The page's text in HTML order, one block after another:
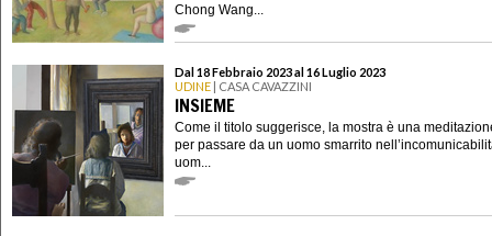
Chong Wang...
Dal 18 Febbraio 2023 al 16 Luglio 2023
UDINE | CASA CAVAZZINI
INSIEME
Come il titolo suggerisce, la mostra è una
per passare da un uomo smarrito
uom...